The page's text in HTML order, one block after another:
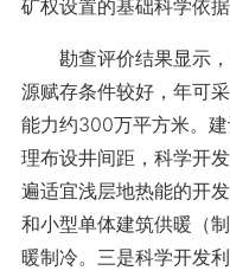
矿权设置的基础科学依据
勘查评价结果显示，
源赋存条件较好，年可
能力约300万平方米。
理布设井间距，科学开
遍适宜浅层地热能的开
和小型单体建筑供暖（
暖制冷。三是科学开发